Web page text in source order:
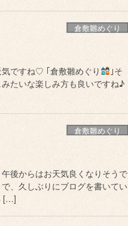
倉敷雛めぐり
ですね♡ ｢倉敷雛めぐり
｣そ
たいな楽しみ方も良いですね♪
倉敷雛めぐり
後からはお天気良くなりそうで
、久しぶりにブログを書いてい
[…]